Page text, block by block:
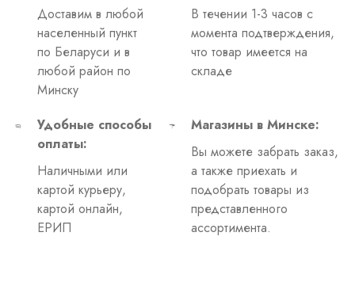
Доставим в любой
населенный пункт
по Беларуси и в
любой район по
Минску
В течении 1-3 часов с
момента подтверждения,
что товар имеется на
складе
Удобные способы
оплаты:
Наличными или
картой курьеру,
картой онлайн,
ЕРИП
Магазины в Минске:
Вы можете забрать заказ,
а также приехать и
подобрать товары из
представленного
ассортимента.